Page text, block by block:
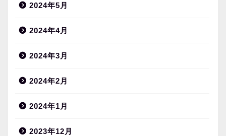
2024年5月
2024年4月
2024年3月
2024年2月
2024年1月
2023年12月